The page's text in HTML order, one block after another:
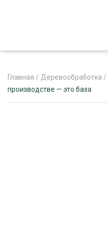
Главная / Деревообработка /
производстве — это база